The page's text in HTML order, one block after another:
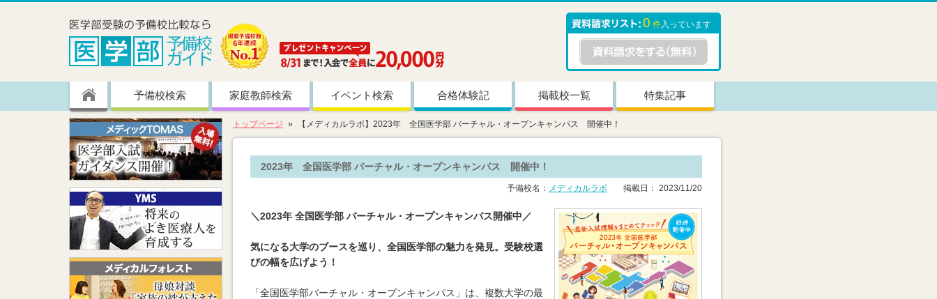
0 件入っています
予備校検索 家庭教師検索 イベント検索 合格体験記 掲載校一覧 特集記事
トップページ 【メディカルラボ】2023年 全国医学部 バーチャル・オープンキャンパス 開催中！
2023年 全国医学部 バーチャル・オープンキャンパス 開催中！
予備校名： メディカルラボ 掲載日： 2023/11/20
＼2023年 全国医学部 バーチャル・オープンキャンパス開催中／
気になる大学のブースを巡り、全国医学部の魅力を発見。受験校選
びの幅を広げよう！
「全国医学部バーチャル・オープンキャンパス」は、複数大学の最